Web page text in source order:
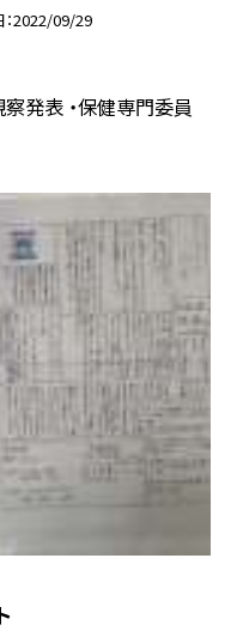
2022/09/29
察発表 ・保健専門委員